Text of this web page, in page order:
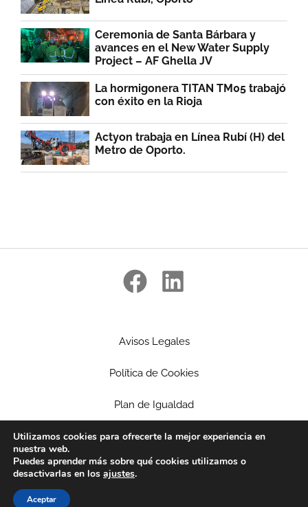
Ceremonia de Santa Bárbara y
avances en el New Water Supply
Project – AF Ghella JV
La hormigonera TITAN TM05 trabajó
con éxito en la Rioja
Actyon trabaja en Línea Rubí (H) del
Metro de Oporto.
Avisos Legales
Política de Cookies
Plan de Igualdad
Ética Empresarial
Política de privacidad
Utilizamos cookies para ofrecerte la mejor experiencia en
nuestra web.
Puedes aprender más sobre qué cookies utilizamos o
desactivarlas en los ajustes.
Aceptar